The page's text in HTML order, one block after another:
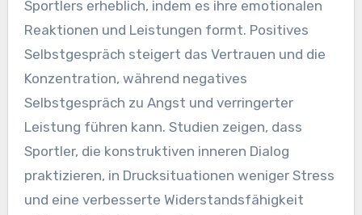
Sportlers erheblich, indem es ihre emotionalen
Reaktionen und Leistungen formt. Positives
Selbstgespräch steigert das Vertrauen und die
Konzentration, während negatives
Selbstgespräch zu Angst und verringerter
Leistung führen kann. Studien zeigen, dass
Sportler, die konstruktiven inneren Dialog
praktizieren, in Drucksituationen weniger Stress
und eine verbesserte Widerstandsfähigkeit